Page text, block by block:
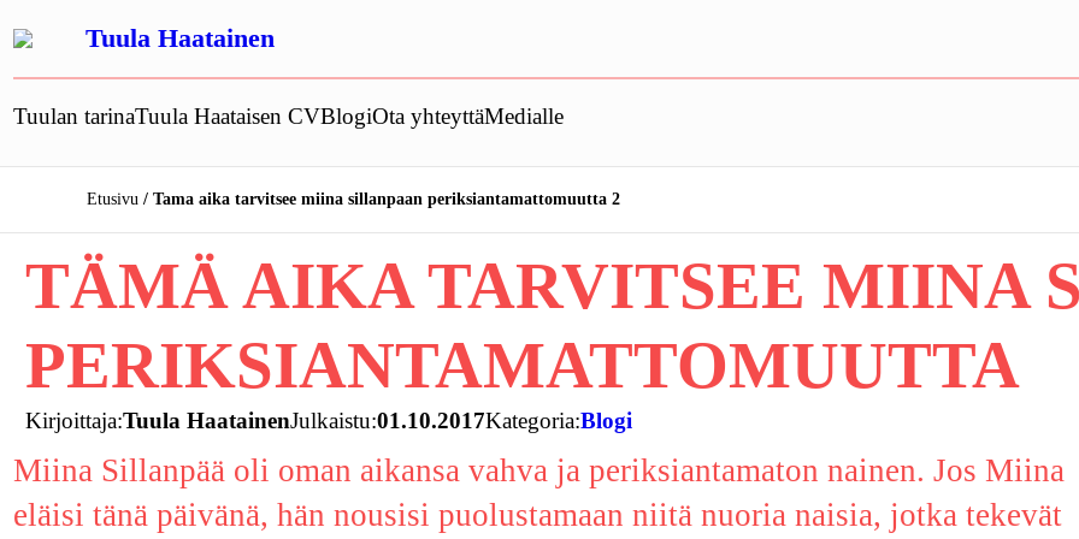
sisältöön
Tuula Haatainen
Tuulan tarinaTuula Haataisen CVBlogiOta yhteyttäMedialle
Etusivu Tama aika tarvitsee miina sillanpaan periksiantamattomuutta 2
TÄMÄ AIKA TARVITSEE MIINA
PERIKSIANTAMATTOMUUTTA
Kirjoittaja:Tuula HaatainenJulkaistu:01.10.2017Kategoria:Blogi
Miina Sillanpää oli oman aikansa vahva ja periksiantamaton nainen. Jos Miina
eläisi tänä päivänä, hän nousisi puolustamaan niitä nuoria naisia, jotka tekevät